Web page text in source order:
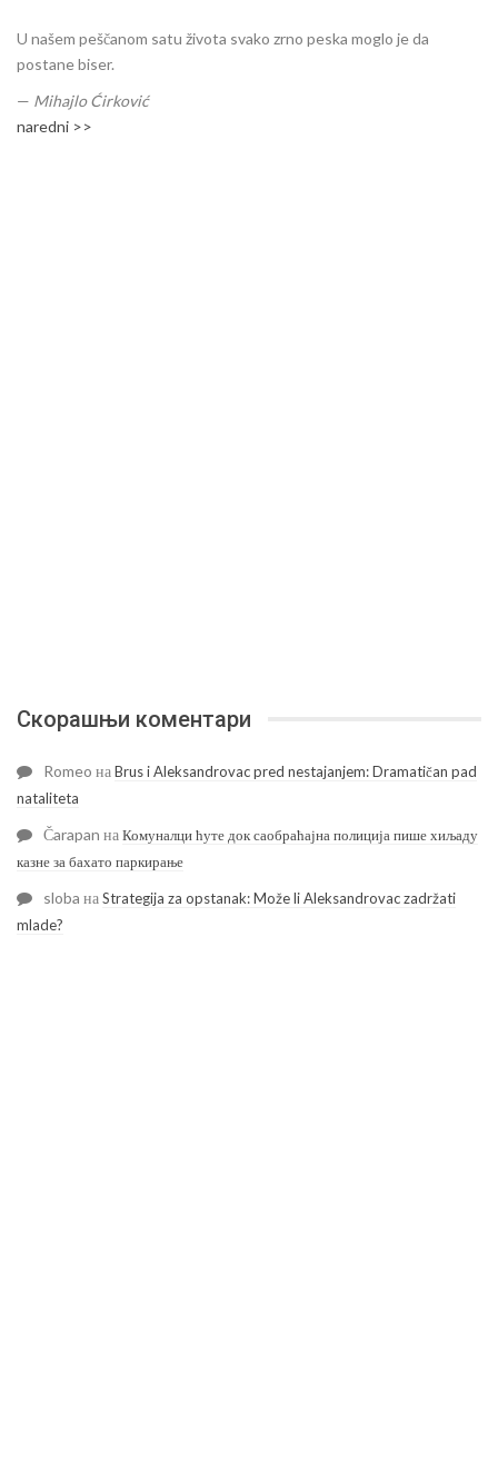
U našem peščanom satu života svako zrno peska moglo je da
postane biser.
— Mihajlo Ćirković
naredni >>
Скорашњи коментари
Romeo наBrus i Aleksandrovac pred nestajanjem: Dramatičan pad
nataliteta
Čarapan наКомуналци ћуте док саобраћајна полиција пише хиљаду
казне за бахато паркирање
sloba наStrategija za opstanak: Može li Aleksandrovac zadržati
mlade?